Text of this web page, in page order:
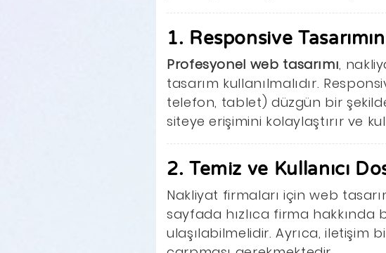
1. Responsive
Profesyonel web tasarımı,
tasarım kullanılmalıdır.
telefon, tablet) düzgün bir
siteye erişimini kolaylaştırır ve
2. Temiz ve Kullanıcı
Nakliyat firmaları için web
sayfada hızlıca firma hakkında
ulaşılabilmelidir. Ayrıca,